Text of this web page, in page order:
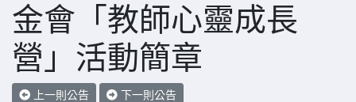
金會「教師心靈成長
營」活動簡章
上一則公告 下一則公告